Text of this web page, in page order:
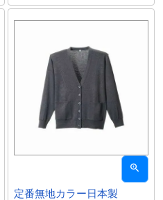
定番無地カラー日本製